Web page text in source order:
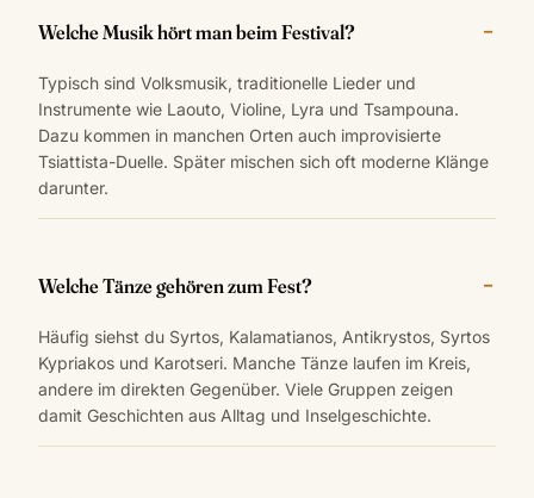
Welche Musik hört man beim Festival?
Typisch sind Volksmusik, traditionelle Lieder und
Instrumente wie Laouto, Violine, Lyra und Tsampouna.
Dazu kommen in manchen Orten auch improvisierte
Tsiattista-Duelle. Später mischen sich oft moderne Klänge
darunter.
Welche Tänze gehören zum Fest?
Häufig siehst du Syrtos, Kalamatianos, Antikrystos, Syrtos
Kypriakos und Karotseri. Manche Tänze laufen im Kreis,
andere im direkten Gegenüber. Viele Gruppen zeigen
damit Geschichten aus Alltag und Inselgeschichte.